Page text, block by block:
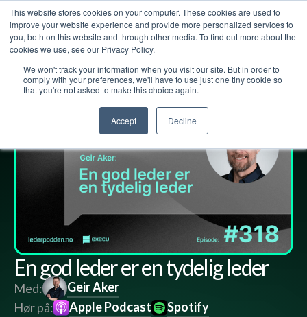
This website stores cookies on your computer. These cookies are used to
improve your website experience and provide more personalized services to
you, both on this website and through other media. To find out more about the
cookies we use, see our Privacy Policy.
We won't track your information when you visit our site. But in order to
comply with your preferences, we'll have to use just one tiny cookie so
that you're not asked to make this choice again.
Accept Decline
Lederpodden 19jun2026 318 Del
En god leder er en tydelig leder
Med:
Geir Aker
Hør på:
Apple Podcast Spotify